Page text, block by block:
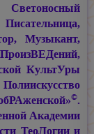
Музыкант,
КультУры
©.
Академии
ТеоЛогии и